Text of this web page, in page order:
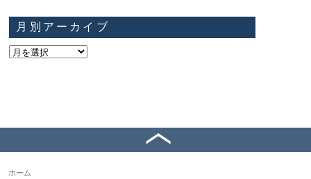
月別アーカイブ
ホーム